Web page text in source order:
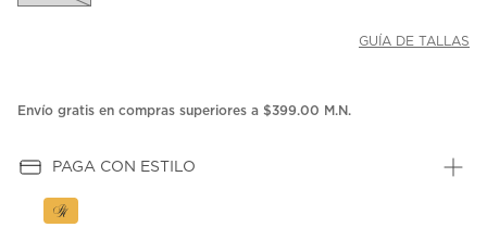
GUÍA DE TALLAS
Envío gratis en compras superiores a $399.00 M.N.
PAGA CON ESTILO